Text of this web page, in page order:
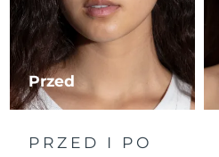
Przed
PRZED I PO
Portugalia
Portoryko